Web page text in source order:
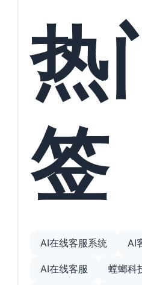
热
签
AI在线客服系统 AI
AI在线客服 螳螂科